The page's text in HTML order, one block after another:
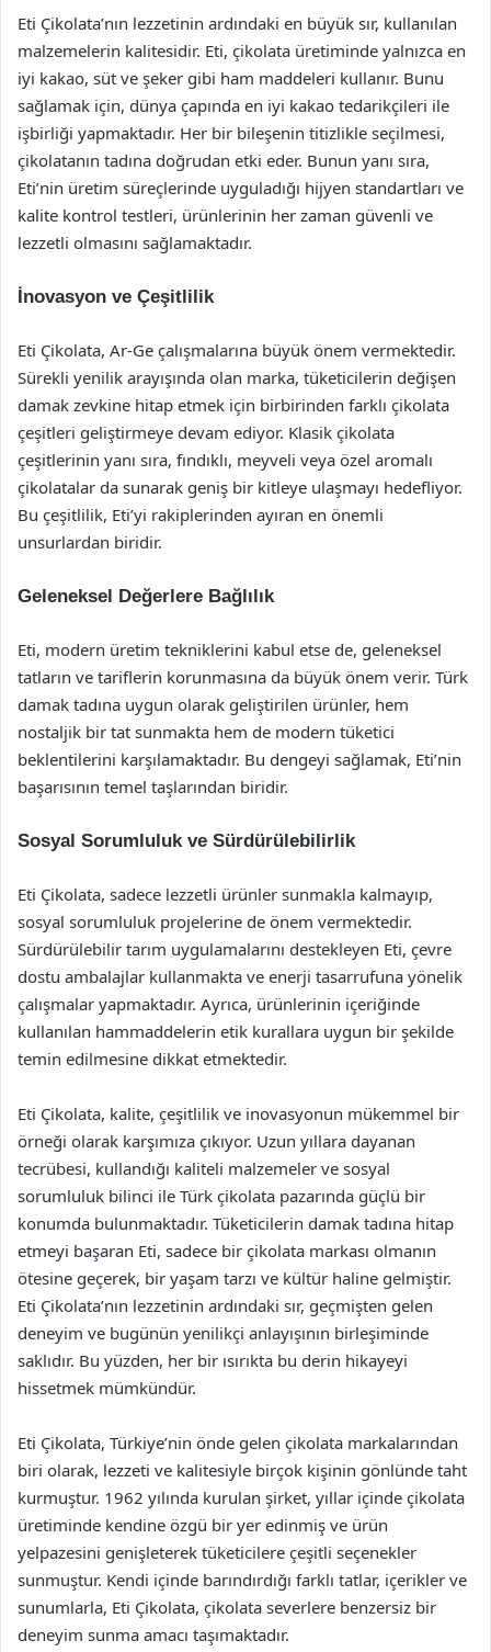
Eti Çikolata’nın lezzetinin ardındaki en büyük sır, kullanılan
malzemelerin kalitesidir. Eti, çikolata üretiminde yalnızca en
iyi kakao, süt ve şeker gibi ham maddeleri kullanır. Bunu
sağlamak için, dünya çapında en iyi kakao tedarikçileri ile
işbirliği yapmaktadır. Her bir bileşenin titizlikle seçilmesi,
çikolatanın tadına doğrudan etki eder. Bunun yanı sıra,
Eti’nin üretim süreçlerinde uyguladığı hijyen standartları ve
kalite kontrol testleri, ürünlerinin her zaman güvenli ve
lezzetli olmasını sağlamaktadır.
İnovasyon ve Çeşitlilik
Eti Çikolata, Ar-Ge çalışmalarına büyük önem vermektedir.
Sürekli yenilik arayışında olan marka, tüketicilerin değişen
damak zevkine hitap etmek için birbirinden farklı çikolata
çeşitleri geliştirmeye devam ediyor. Klasik çikolata
çeşitlerinin yanı sıra, fındıklı, meyveli veya özel aromalı
çikolatalar da sunarak geniş bir kitleye ulaşmayı hedefliyor.
Bu çeşitlilik, Eti’yi rakiplerinden ayıran en önemli
unsurlardan biridir.
Geleneksel Değerlere Bağlılık
Eti, modern üretim tekniklerini kabul etse de, geleneksel
tatların ve tariflerin korunmasına da büyük önem verir. Türk
damak tadına uygun olarak geliştirilen ürünler, hem
nostaljik bir tat sunmakta hem de modern tüketici
beklentilerini karşılamaktadır. Bu dengeyi sağlamak, Eti’nin
başarısının temel taşlarından biridir.
Sosyal Sorumluluk ve Sürdürülebilirlik
Eti Çikolata, sadece lezzetli ürünler sunmakla kalmayıp,
sosyal sorumluluk projelerine de önem vermektedir.
Sürdürülebilir tarım uygulamalarını destekleyen Eti, çevre
dostu ambalajlar kullanmakta ve enerji tasarrufuna yönelik
çalışmalar yapmaktadır. Ayrıca, ürünlerinin içeriğinde
kullanılan hammaddelerin etik kurallara uygun bir şekilde
temin edilmesine dikkat etmektedir.
Eti Çikolata, kalite, çeşitlilik ve inovasyonun mükemmel bir
örneği olarak karşımıza çıkıyor. Uzun yıllara dayanan
tecrübesi, kullandığı kaliteli malzemeler ve sosyal
sorumluluk bilinci ile Türk çikolata pazarında güçlü bir
konumda bulunmaktadır. Tüketicilerin damak tadına hitap
etmeyi başaran Eti, sadece bir çikolata markası olmanın
ötesine geçerek, bir yaşam tarzı ve kültür haline gelmiştir.
Eti Çikolata’nın lezzetinin ardındaki sır, geçmişten gelen
deneyim ve bugünün yenilikçi anlayışının birleşiminde
saklıdır. Bu yüzden, her bir ısırıkta bu derin hikayeyi
hissetmek mümkündür.
Eti Çikolata, Türkiye’nin önde gelen çikolata markalarından
biri olarak, lezzeti ve kalitesiyle birçok kişinin gönlünde taht
kurmuştur. 1962 yılında kurulan şirket, yıllar içinde çikolata
üretiminde kendine özgü bir yer edinmiş ve ürün
yelpazesini genişleterek tüketicilere çeşitli seçenekler
sunmuştur. Kendi içinde barındırdığı farklı tatlar, içerikler ve
sunumlarla, Eti Çikolata, çikolata severlere benzersiz bir
deneyim sunma amacı taşımaktadır.